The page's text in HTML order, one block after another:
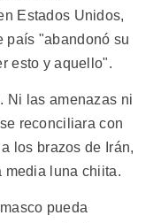
Estados Unidos,
país "abandonó su
esto y aquello".
Ni las amenazas ni
reconciliara con
los brazos de Irán,
media luna chiita.
pueda